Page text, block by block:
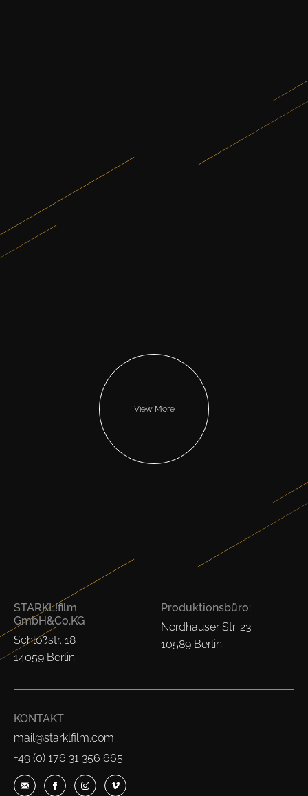
View More
STARKL!film
GmbH&Co.KG
Schloßstr. 18
14059 Berlin
Produktionsbüro:
Nordhauser Str. 23
10589 Berlin
KONTAKT
mail@starklfilm.com
+49 (0) 176 31 356 665